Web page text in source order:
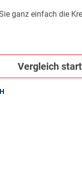
ganz einfach die
Vergleich